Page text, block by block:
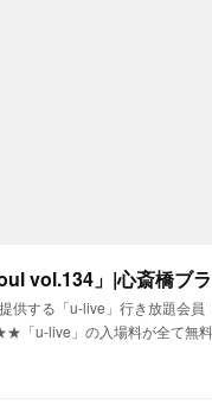
する「u-live」行き放題会員
「u-live」の入場料が全て無